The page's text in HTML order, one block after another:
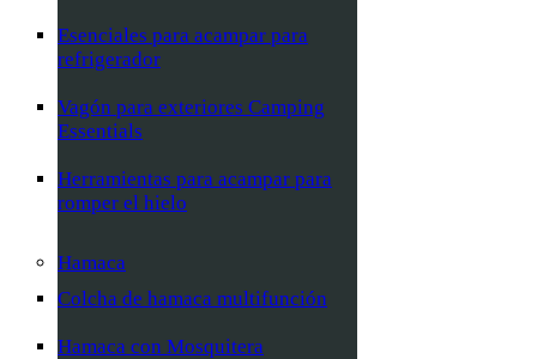
Esenciales para acampar para
refrigerador
Vagón para exteriores Camping
Essentials
Herramientas para acampar para
romper el hielo
Hamaca
Colcha de hamaca multifunción
Hamaca con Mosquitera